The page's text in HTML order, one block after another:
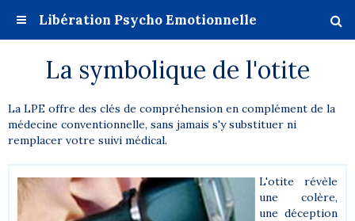
Libération Psycho Emotionnelle
La symbolique de l'otite
La LPE offre des clés de compréhension en complément de la
médecine conventionnelle, sans jamais s'y substituer ni
remplacer votre suivi médical.
L'otite révèle
une colère,
une déception